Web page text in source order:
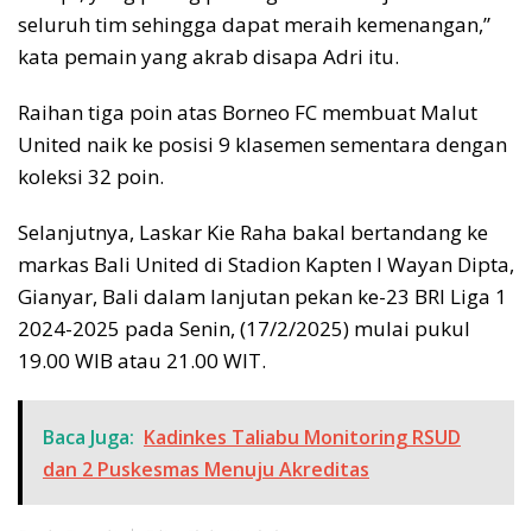
seluruh tim sehingga dapat meraih kemenangan,”
kata pemain yang akrab disapa Adri itu.
Raihan tiga poin atas Borneo FC membuat Malut
United naik ke posisi 9 klasemen sementara dengan
koleksi 32 poin.
Selanjutnya, Laskar Kie Raha bakal bertandang ke
markas Bali United di Stadion Kapten I Wayan Dipta,
Gianyar, Bali dalam lanjutan pekan ke-23 BRI Liga 1
2024-2025 pada Senin, (17/2/2025) mulai pukul
19.00 WIB atau 21.00 WIT.
Baca Juga: Kadinkes Taliabu Monitoring RSUD
dan 2 Puskesmas Menuju Akreditas